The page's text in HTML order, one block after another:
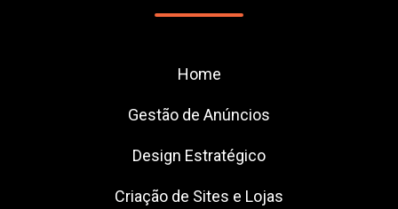
Home
Gestão de Anúncios
Design Estratégico
Criação de Sites e Lojas